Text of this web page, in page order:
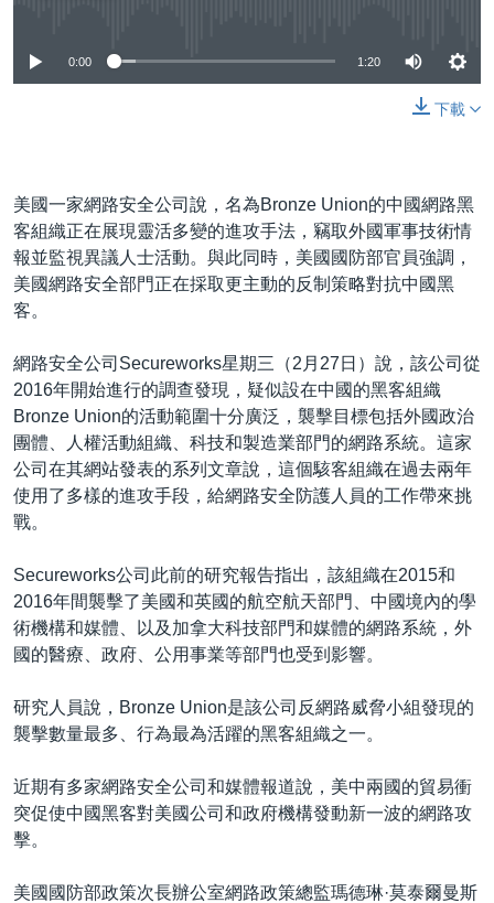
YOUTUBE頻道
港人港心
0:00 1:20
下載
美國一家網路安全公司說，名為Bronze Union的中國網路黑
客組織正在展現靈活多變的進攻手法，竊取外國軍事技術情
報並監視異議人士活動。與此同時，美國國防部官員強調，
美國網路安全部門正在採取更主動的反制策略對抗中國黑
客。
網路安全公司Secureworks星期三（2月27日）說，該公司從
2016年開始進行的調查發現，疑似設在中國的黑客組織
Bronze Union的活動範圍十分廣泛，襲擊目標包括外國政治
團體、人權活動組織、科技和製造業部門的網路系統。這家
公司在其網站發表的系列文章說，這個駭客組織在過去兩年
使用了多樣的進攻手段，給網路安全防護人員的工作帶來挑
戰。
Secureworks公司此前的研究報告指出，該組織在2015和
2016年間襲擊了美國和英國的航空航天部門、中國境內的學
術機構和媒體、以及加拿大科技部門和媒體的網路系統，外
國的醫療、政府、公用事業等部門也受到影響。
研究人員說，Bronze Union是該公司反網路威脅小組發現的
襲擊數量最多、行為最為活躍的黑客組織之一。
近期有多家網路安全公司和媒體報道說，美中兩國的貿易衝
突促使中國黑客對美國公司和政府機構發動新一波的網路攻
擊。
美國國防部政策次長辦公室網路政策總監瑪德琳·莫泰爾曼斯